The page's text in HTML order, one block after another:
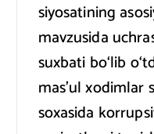
siyosatining
mavzusida
suxbati bo‘lib
mas’ul xodimlar
soxasida